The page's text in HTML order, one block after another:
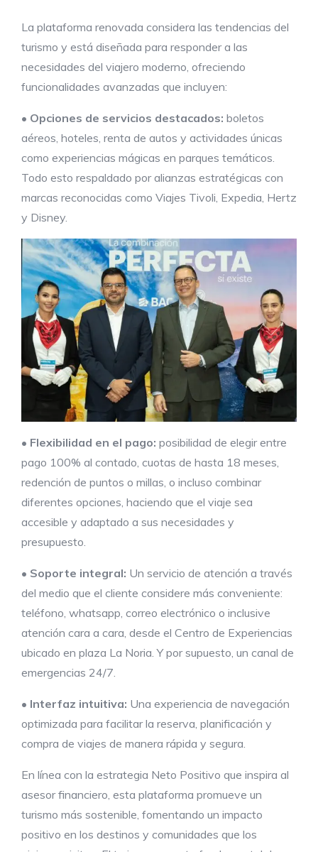
La plataforma renovada considera las tendencias del
turismo y está diseñada para responder a las
necesidades del viajero moderno, ofreciendo
funcionalidades avanzadas que incluyen:
• Opciones de servicios destacados: boletos
aéreos, hoteles, renta de autos y actividades únicas
como experiencias mágicas en parques temáticos.
Todo esto respaldado por alianzas estratégicas con
marcas reconocidas como Viajes Tivoli, Expedia, Hertz
y Disney.
• Flexibilidad en el pago: posibilidad de elegir entre
pago 100% al contado, cuotas de hasta 18 meses,
redención de puntos o millas, o incluso combinar
diferentes opciones, haciendo que el viaje sea
accesible y adaptado a sus necesidades y
presupuesto.
• Soporte integral: Un servicio de atención a través
del medio que el cliente considere más conveniente:
teléfono, whatsapp, correo electrónico o inclusive
atención cara a cara, desde el Centro de Experiencias
ubicado en plaza La Noria. Y por supuesto, un canal de
emergencias 24/7.
• Interfaz intuitiva: Una experiencia de navegación
optimizada para facilitar la reserva, planificación y
compra de viajes de manera rápida y segura.
En línea con la estrategia Neto Positivo que inspira al
asesor financiero, esta plataforma promueve un
turismo más sostenible, fomentando un impacto
positivo en los destinos y comunidades que los